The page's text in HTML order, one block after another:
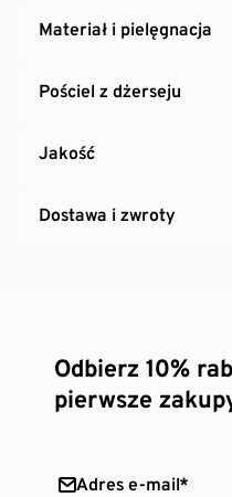
Materiał i pielęgnacja
Pościel z dżerseju
Jakość
Dostawa i zwroty
Odbierz 10%
pierwsze
Adres e-mail*